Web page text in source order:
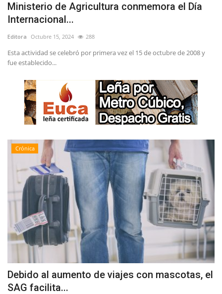
Ministerio de Agricultura conmemora el Día
Internacional...
Editora Octubre 15, 2024 288
Esta actividad se celebró por primera vez el 15 de octubre de 2008 y
fue establecido...
Crónica
Debido al aumento de viajes con mascotas, el
SAG facilita...